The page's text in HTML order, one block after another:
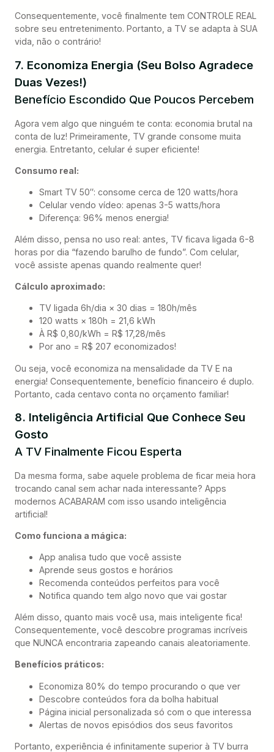
Consequentemente, você finalmente tem CONTROLE REAL
sobre seu entretenimento. Portanto, a TV se adapta à SUA
vida, não o contrário!
7. Economiza Energia (Seu Bolso Agradece
Duas Vezes!)
Benefício Escondido Que Poucos Percebem
Agora vem algo que ninguém te conta: economia brutal na
conta de luz! Primeiramente, TV grande consome muita
energia. Entretanto, celular é super eficiente!
Consumo real:
Smart TV 50″: consome cerca de 120 watts/hora
Celular vendo vídeo: apenas 3-5 watts/hora
Diferença: 96% menos energia!
Além disso, pensa no uso real: antes, TV ficava ligada 6-8
horas por dia “fazendo barulho de fundo”. Com celular,
você assiste apenas quando realmente quer!
Cálculo aproximado:
TV ligada 6h/dia × 30 dias = 180h/mês
120 watts × 180h = 21,6 kWh
À R$ 0,80/kWh = R$ 17,28/mês
Por ano = R$ 207 economizados!
Ou seja, você economiza na mensalidade da TV E na
energia! Consequentemente, benefício financeiro é duplo.
Portanto, cada centavo conta no orçamento familiar!
8. Inteligência Artificial Que Conhece Seu
Gosto
A TV Finalmente Ficou Esperta
Da mesma forma, sabe aquele problema de ficar meia hora
trocando canal sem achar nada interessante? Apps
modernos ACABARAM com isso usando inteligência
artificial!
Como funciona a mágica:
App analisa tudo que você assiste
Aprende seus gostos e horários
Recomenda conteúdos perfeitos para você
Notifica quando tem algo novo que vai gostar
Além disso, quanto mais você usa, mais inteligente fica!
Consequentemente, você descobre programas incríveis
que NUNCA encontraria zapeando canais aleatoriamente.
Benefícios práticos:
Economiza 80% do tempo procurando o que ver
Descobre conteúdos fora da bolha habitual
Página inicial personalizada só com o que interessa
Alertas de novos episódios dos seus favoritos
Portanto, experiência é infinitamente superior à TV burra